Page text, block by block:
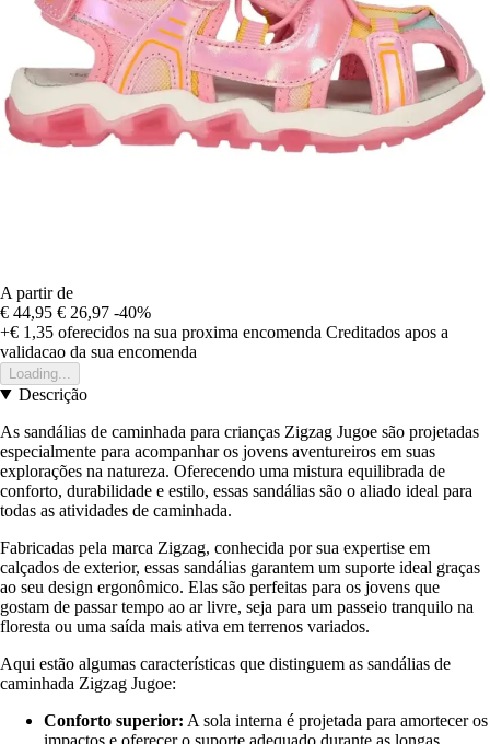
A partir de
€ 44,95 € 26,97 -40%
+€ 1,35 oferecidos na sua proxima encomenda Creditados apos a
validacao da sua encomenda
Loading...
Descrição
As sandálias de caminhada para crianças Zigzag Jugoe são projetadas
especialmente para acompanhar os jovens aventureiros em suas
explorações na natureza. Oferecendo uma mistura equilibrada de
conforto, durabilidade e estilo, essas sandálias são o aliado ideal para
todas as atividades de caminhada.
Fabricadas pela marca Zigzag, conhecida por sua expertise em
calçados de exterior, essas sandálias garantem um suporte ideal graças
ao seu design ergonômico. Elas são perfeitas para os jovens que
gostam de passar tempo ao ar livre, seja para um passeio tranquilo na
floresta ou uma saída mais ativa em terrenos variados.
Aqui estão algumas características que distinguem as sandálias de
caminhada Zigzag Jugoe:
Conforto superior: A sola interna é projetada para amortecer os
impactos e oferecer o suporte adequado durante as longas